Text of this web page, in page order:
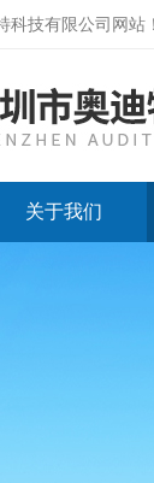
科技有限公司网站 ！
关于我们